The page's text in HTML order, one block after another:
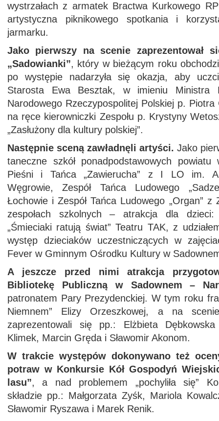
wystrzałach z armatek Bractwa Kurkowego
artystyczna piknikowego spotkania i
jarmarku.
Jako pierwszy na scenie zaprezentował
„Sadowianki”, który w bieżącym roku
po występie nadarzyła się okazja, aby
Starosta Ewa Besztak, w imieniu Ministra
Narodowego Rzeczypospolitej Polskiej p. Piotra
na ręce kierowniczki Zespołu p. Krystyny
„Zasłużony dla kultury polskiej”.
Następnie sceną zawładnęli artyści. Jako
taneczne szkół ponadpodstawowych powiatu
Pieśni i Tańca „Zawierucha” z I LO im.
Węgrowie, Zespół Tańca Ludowego
Łochowie i Zespół Tańca Ludowego „Organ”
zespołach szkolnych – atrakcja dla dzieci:
„Śmieciaki ratują świat” Teatru TAK, z
występ dzieciaków uczestniczących w
Fever w Gminnym Ośrodku Kultury w
A jeszcze przed nimi atrakcja
Bibliotekę Publiczną w Sadownem –
patronatem Pary Prezydenckiej. W tym roku
Niemnem” Elizy Orzeszkowej, a na
zaprezentowali się pp.: Elżbieta
Klimek, Marcin Gręda i Sławomir Akonom.
W trakcie występów dokonywano też
potraw w Konkursie Kół Gospodyń
lasu”, a nad problemem „pochyliła się”
składzie pp.: Małgorzata Zyśk, Mariola
Sławomir Ryszawa i Marek Renik.